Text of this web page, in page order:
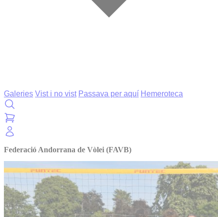
Galeries Vist i no vist Passava per aquí Hemeroteca
Federació Andorrana de Vòlei (FAVB)